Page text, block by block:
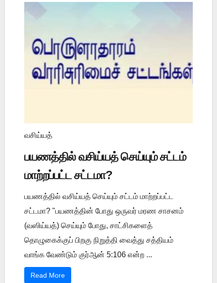
வசிய்யத்
பயணத்தில் வசிய்யத் செய்யும் சட்டம்
மாற்றப்பட்ட சட்டமா?
பயணத்தில் வசிய்யத் செய்யும் சட்டம் மாற்றப்பட்ட
சட்டமா? "பயணத்தின் போது ஒருவர் மரண சாசனம்
(வஸிய்யத்) செய்யும் போது, சாட்சிகளைத்
தொழுகைக்குப் பிறகு நிறுத்தி வைத்து சத்தியம்
வாங்க வேண்டும் குர்ஆன் 5:106 என்ற ...
Read More